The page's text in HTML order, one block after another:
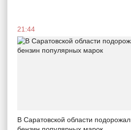
21:44
В Саратовской области подорожал